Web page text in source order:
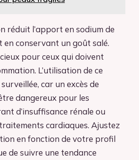
réduit l’apport en sodium de
en conservant un goût salé.
pour ceux qui doivent
L’utilisation de ce
car un excès de
dangereux pour les
d’insuffisance rénale ou
cardiaques. Ajustez
en fonction de votre profil
de suivre une tendance